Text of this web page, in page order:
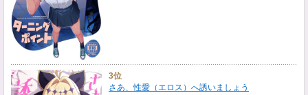
3位
さあ、性愛（エロス）へ誘いましょう